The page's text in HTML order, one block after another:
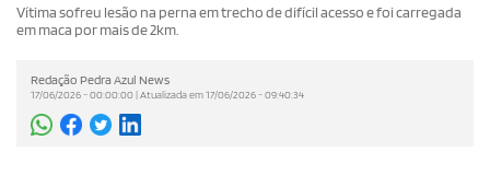
Vítima sofreu lesão na perna em trecho de difícil acesso e foi carregada
em maca por mais de 2km.
Redação Pedra Azul News
17/06/2026 - 00:00:00 | Atualizada em 17/06/2026 - 09:40:34